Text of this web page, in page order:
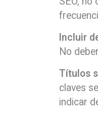
Incluir
No
Títulos
claves
indicar